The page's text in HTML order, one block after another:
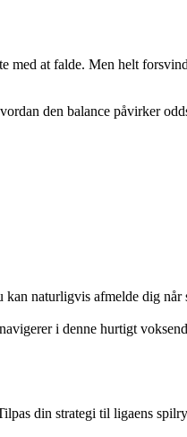
med at falde. Men helt
den balance påvirker
naturligvis afmelde dig når
i denne hurtigt
din strategi til ligaens